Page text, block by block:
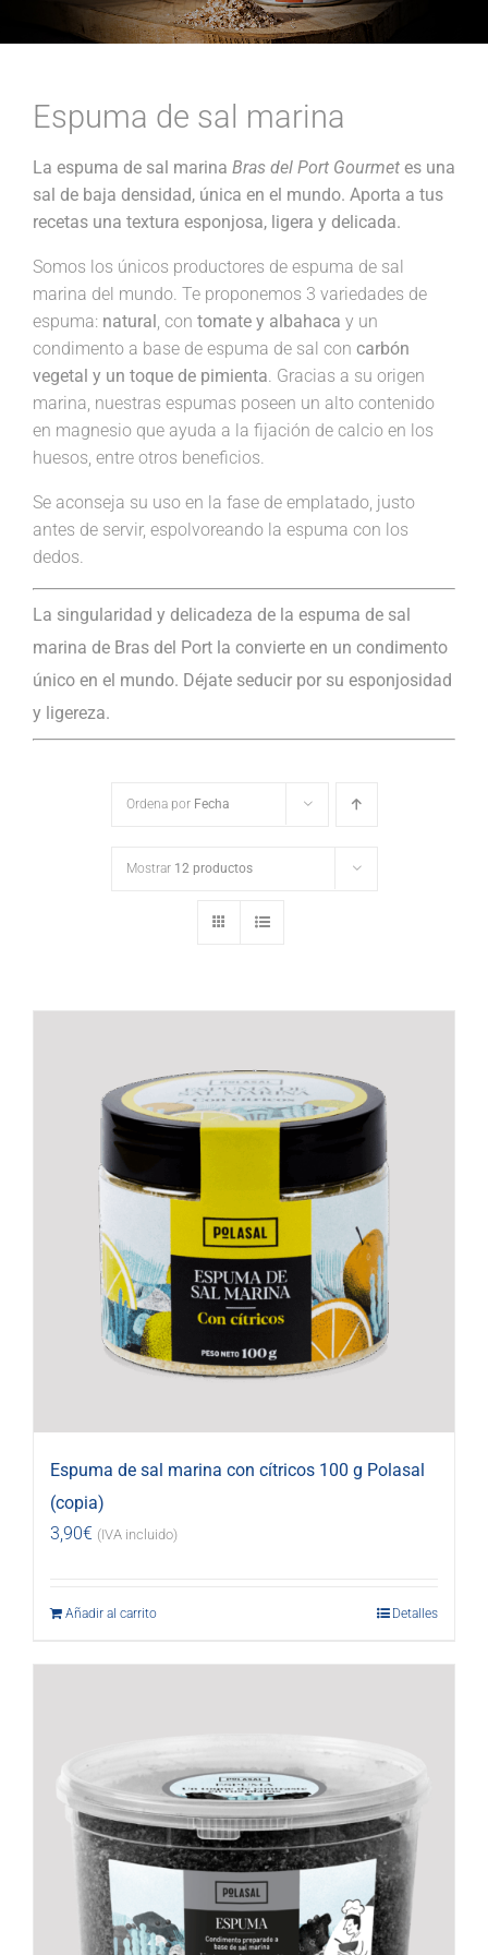
Espuma de sal marina
La espuma de sal marina Bras del Port Gourmet es una
sal de baja densidad, única en el mundo. Aporta a tus
recetas una textura esponjosa, ligera y delicada.
Somos los únicos productores de espuma de sal
marina del mundo. Te proponemos 3 variedades de
espuma: natural, con tomate y albahaca y un
condimento a base de espuma de sal con carbón
vegetal y un toque de pimienta. Gracias a su origen
marina, nuestras espumas poseen un alto contenido
en magnesio que ayuda a la fijación de calcio en los
huesos, entre otros beneficios.
Se aconseja su uso en la fase de emplatado, justo
antes de servir, espolvoreando la espuma con los
dedos.
La singularidad y delicadeza de la espuma de sal
marina de Bras del Port la convierte en un condimento
único en el mundo. Déjate seducir por su esponjosidad
y ligereza.
Ordena por Fecha
Mostrar 12 productos
Espuma de sal marina con cítricos 100 g Polasal
(copia)
3,90€ (IVA incluido)
Añadir al carrito Detalles